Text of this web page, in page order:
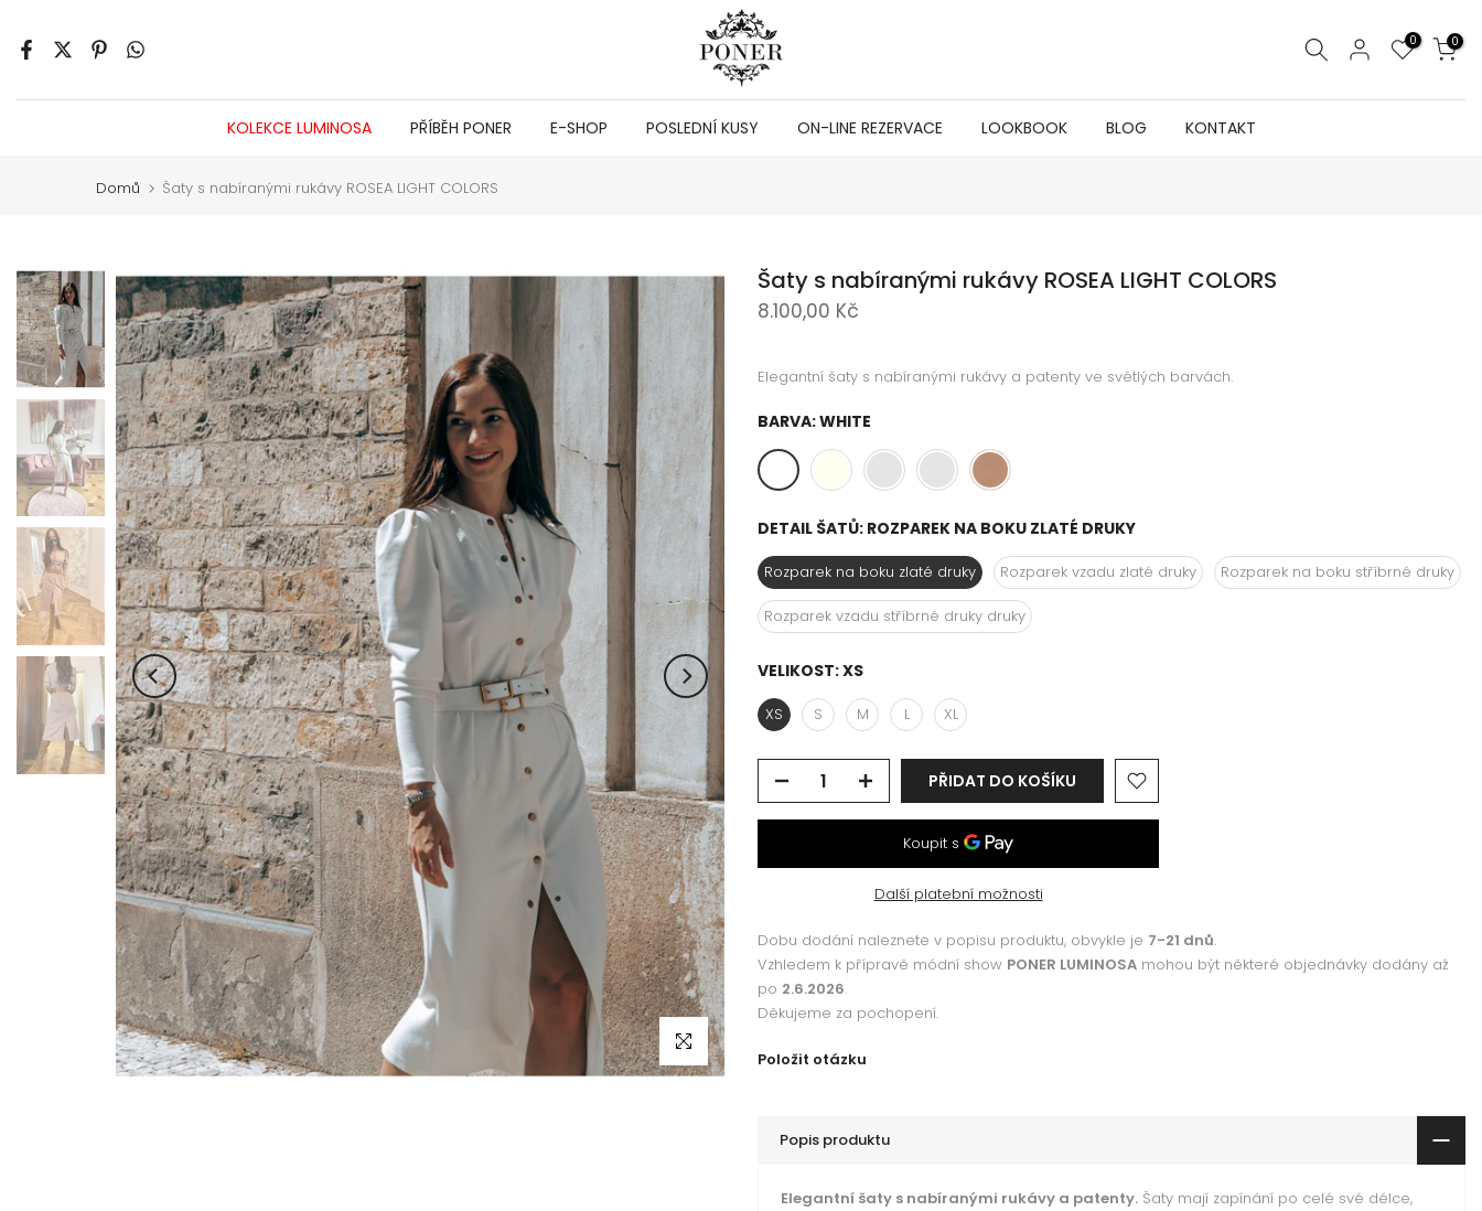
na
0 0
KOLEKCE LUMINOSA PŘÍBĚH PONER E-SHOP POSLEDNÍ KUSY ON-LINE REZERVACE LOOKBOOK BLOG KONTAKT
Domů Šaty s nabíranými rukávy ROSEA LIGHT COLORS
Klikni pro zvětšení
Šaty s nabíranými rukávy ROSEA LIGHT COLORS
8.100,00 Kč
Elegantní šaty s nabíranými rukávy a patenty ve světlých barvách.
BARVA:WHITE
DETAIL ŠATŮ: ROZPAREK NA BOKU ZLATÉ DRUKY
Rozparek na boku zlaté druky Rozparek vzadu zlaté druky Rozparek na boku stříbrné druky
Rozparek vzadu stříbrné druky druky
VELIKOST:XS
XS S M L XL
PŘIDAT DO KOŠÍKU
Další platební možnosti
Dobu dodání naleznete v popisu produktu, obvykle je 7-21 dnů.
Vzhledem k přípravě módní show PONER LUMINOSA mohou být některé objednávky dodány až
po 2.6.2026.
Děkujeme za pochopení.
Položit otázku
Popis produktu
Elegantní šaty s nabíranými rukávy a patenty. Šaty mají zapínání po celé své délce,